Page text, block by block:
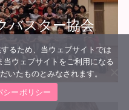
バスター協会
るため、当ウェブサイトでは
ウェブサイトをご利用になる
いたものとみなされます。
シーポリシー